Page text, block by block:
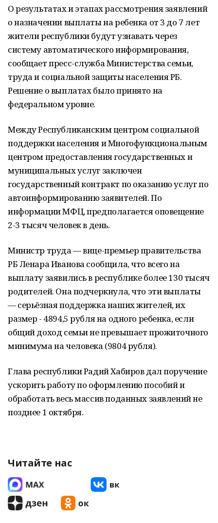
О результатах и этапах рассмотрения заявлений
о назначении выплаты на ребенка от 3 до 7 лет
жители республики будут узнавать через
систему автоматического информирования,
сообщает пресс-служба Министерства семьи,
труда и социальной защиты населения РБ.
Решение о выплатах было принято на
федеральном уровне.
Между Республиканским центром социальной
поддержки населения и Многофункциональным
центром предоставления государственных и
муниципальных услуг заключен
государственный контракт по оказанию услуг по
автоинформированию заявителей. По
информации МФЦ, предполагается оповещение
2-3 тысяч человек в день.
Министр труда — вице-премьер правительства
РБ Ленара Иванова сообщила, что всего на
выплату заявились в республике более 130 тысяч
родителей. Она подчеркнула, что эти выплаты
— серьёзная поддержка наших жителей, их
размер - 4894,5 рубля на одного ребенка, если
общий доход семьи не превышает прожиточного
минимума на человека (9804 рубля).
Глава республики Радий Хабиров дал поручение
ускорить работу по оформлению пособий и
обработать весь массив поданных заявлений не
позднее 1 октября.
Читайте нас